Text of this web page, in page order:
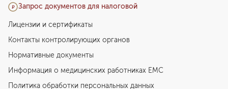
Запрос документов для налоговой
Лицензии и сертификаты
Контакты контролирующих органов
Нормативные документы
Информация о медицинских работниках EMC
Политика обработки персональных данных